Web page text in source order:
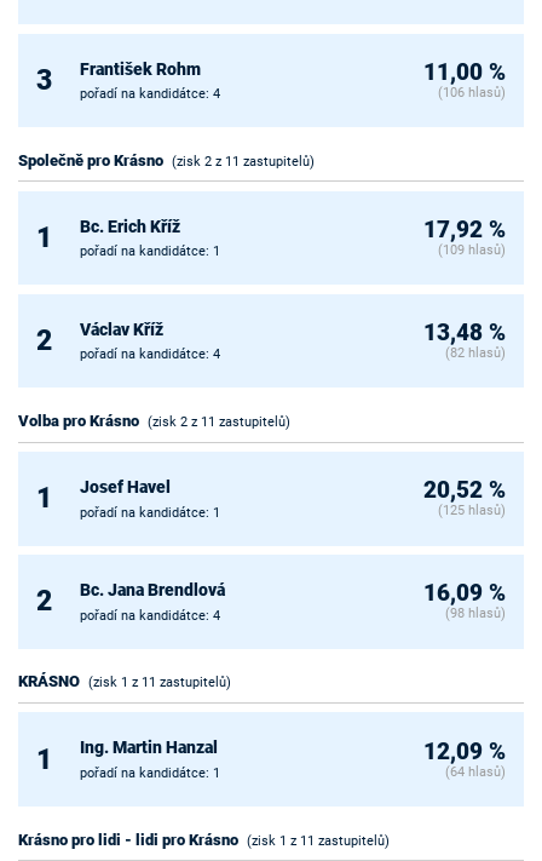
3 František Rohm
pořadí na kandidátce: 4
11,00 %
(106 hlasů)
Společně pro Krásno (zisk 2 z 11 zastupitelů)
1 Bc. Erich Kříž
pořadí na kandidátce: 1
17,92 %
(109 hlasů)
2 Václav Kříž
pořadí na kandidátce: 4
13,48 %
(82 hlasů)
Volba pro Krásno (zisk 2 z 11 zastupitelů)
1 Josef Havel
pořadí na kandidátce: 1
20,52 %
(125 hlasů)
2 Bc. Jana Brendlová
pořadí na kandidátce: 4
16,09 %
(98 hlasů)
KRÁSNO (zisk 1 z 11 zastupitelů)
1 Ing. Martin Hanzal
pořadí na kandidátce: 1
12,09 %
(64 hlasů)
Krásno pro lidi - lidi pro Krásno (zisk 1 z 11 zastupitelů)